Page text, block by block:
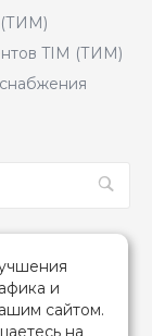
(ТИМ)
TIM (ТИМ)
и
сайтом.
на